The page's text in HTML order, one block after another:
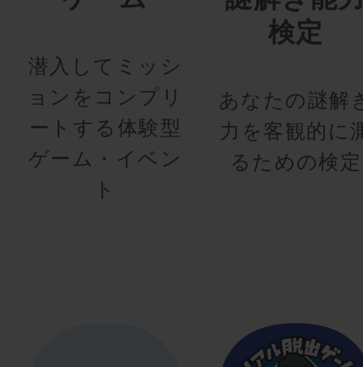
潜入してミッシ
ョンをコンプリ
ートする体験型
ゲーム・イベン
ト
検定
あなたの謎解
力を客観的に
るための検定